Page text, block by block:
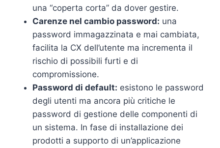
una “coperta corta” da dover gestire.
Carenze nel cambio password: una
password immagazzinata e mai cambiata,
facilita la CX dell’utente ma incrementa il
rischio di possibili furti e di
compromissione.
Password di default: esistono le password
degli utenti ma ancora più critiche le
password di gestione delle componenti di
un sistema. In fase di installazione dei
prodotti a supporto di un’applicazione